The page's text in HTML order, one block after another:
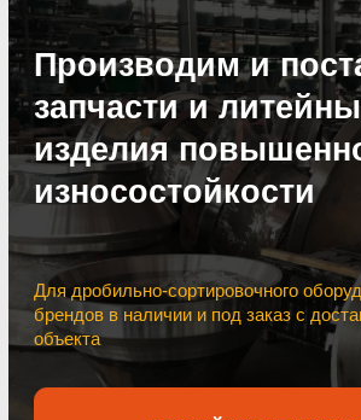
Для дробильно-сортировочного оборудования ушедших
брендов в наличии и под заказ с доставкой до вашего
объекта
ПЕРЕЙТИ В КАТАЛОГ
запчасти и литейные
изделия повышенной
износостойкости